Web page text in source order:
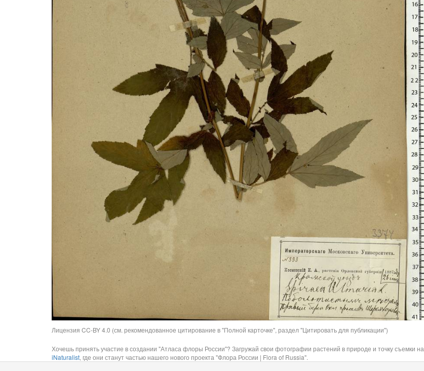
Лицензия CC-BY 4.0 (см. рекомендованное цитирование в "Полной карточке", раздел "Цитировать для публикации")
Хочешь принять участие в создании "Атласа флоры России"? Загружай свои фотографии растений в природе и точку съемки на
iNaturalist, где они станут частью нашего нового проекта "Флора России | Flora of Russia".